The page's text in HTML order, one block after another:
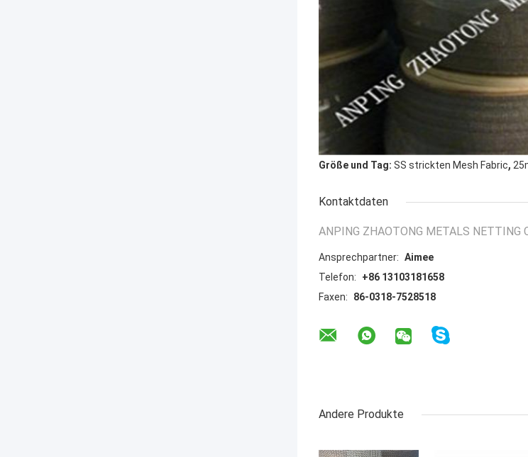
Größe und Tag: SS strickten Mesh Fabric,
Kontaktdaten
ANPING ZHAOTONG METALS NETTING
Ansprechpartner: Aimee
Telefon:
+86 13103181658
Faxen:
86-0318-7528518
Andere Produkte